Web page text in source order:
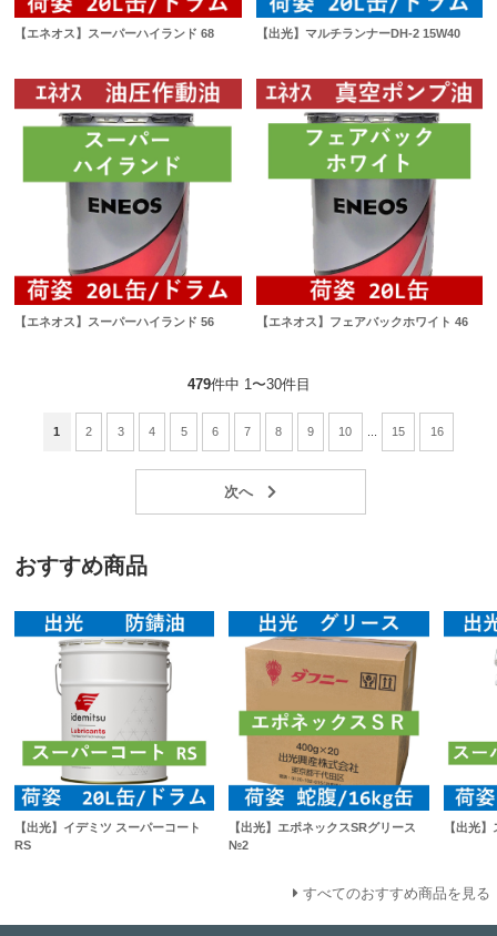
【エネオス】スーパーハイランド 68 【出光】マルチランナーDH-2 15W40
【エネオス】スーパーハイランド 56 【エネオス】フェアバックホワイト 46
479件中 1〜30件目
1 2 3 4 5 6 7 8 9 10 15 16
おすすめ商品
【出光】イデミツ スーパーコート
RS
【出光】エポネックスSRグリース
№2
【出光
すべてのおすすめ商品を見る